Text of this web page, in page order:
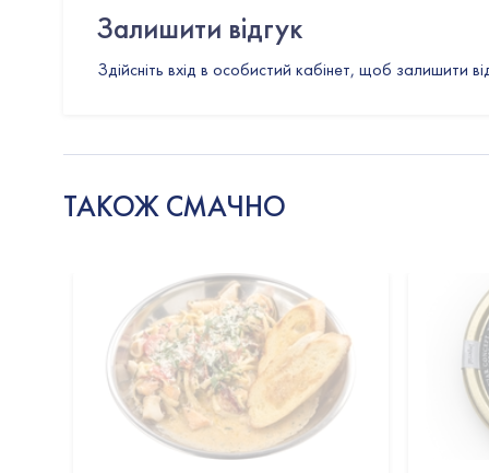
Залишити відгук
Здійсніть вхід в особистий кабінет, щоб залишити
ТАКОЖ СМАЧНО